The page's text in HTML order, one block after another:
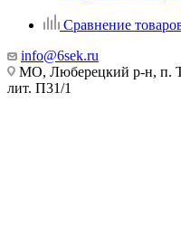
Сравнение
info@6sek.ru
МО, Люберецкий р-н, п.
лит. П31/1